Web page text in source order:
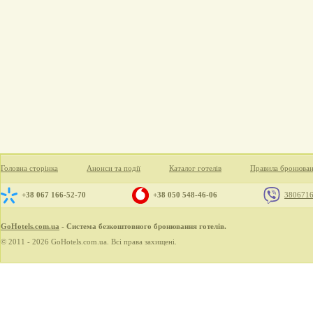
Головна сторінка Анонси та події Каталог готелів Правила
+38 067 166-52-70 +38 050 548-46-06
GoHotels.com.ua - Система безкоштовного бронювання готелів.
© 2011 - 2026 GoHotels.com.ua. Всі права захищені.